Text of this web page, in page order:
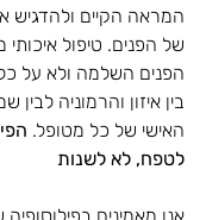
המראה הקיים ולהדגיש
של הפנים. טיפול
הפנים השלמה ולא על
בין איזון והרמוניה לבין
האישי של כל מטופל.
לטפח, לא לשנות